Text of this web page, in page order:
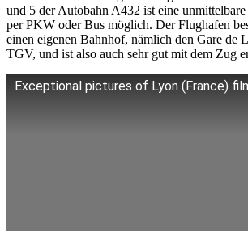
und 5 der Autobahn A432 ist eine
per PKW oder Bus möglich. Der Flughafen
einen eigenen Bahnhof, nämlich den Gare de
TGV, und ist also auch sehr gut mit dem Zug
Exceptional pictures of Lyon (France)